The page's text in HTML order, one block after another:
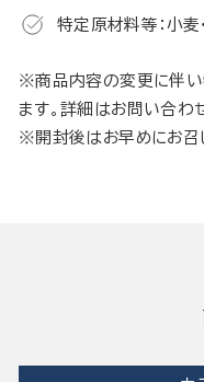
特定原材料等：小麦
※商品内容の変更に伴
ます。詳細はお問い合わ
※開封後はお早めにお召